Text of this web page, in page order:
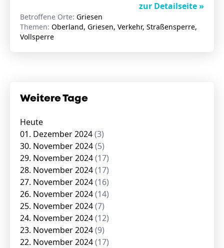
zur Detailseite »
Betroffene Orte: Griesen
Themen: Oberland, Griesen, Verkehr, Straßensperre,
Vollsperre
Weitere Tage
Heute
01. Dezember 2024(3)
30. November 2024(5)
29. November 2024(17)
28. November 2024(17)
27. November 2024(16)
26. November 2024(14)
25. November 2024(7)
24. November 2024(12)
23. November 2024(9)
22. November 2024(17)